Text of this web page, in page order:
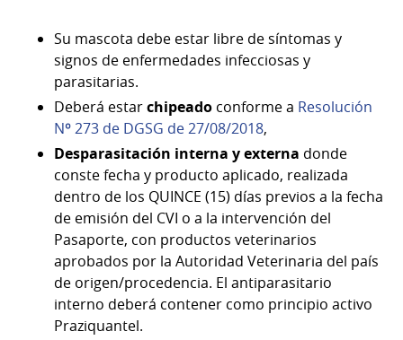
Su mascota debe estar libre de síntomas y
signos de enfermedades infecciosas y
parasitarias.
Deberá estarchipeado conforme a Resolución
Nº 273 de DGSG de 27/08/2018,
Desparasitación interna y externa donde
conste fecha y producto aplicado, realizada
dentro de los QUINCE (15) días previos a la fecha
de emisión del CVI o a la intervención del
Pasaporte, con productos veterinarios
aprobados por la Autoridad Veterinaria del país
de origen/procedencia. El antiparasitario
interno deberá contener como principio activo
Praziquantel.